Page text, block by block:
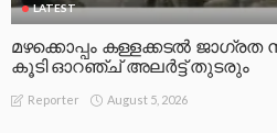
LATEST
മഴക്കൊപ്പം കള്ളക്കടൽ ജാഗ്രത
കൂടി ഓറഞ്ച് അലർട്ട് തുടരും
Reporter August 5, 2026